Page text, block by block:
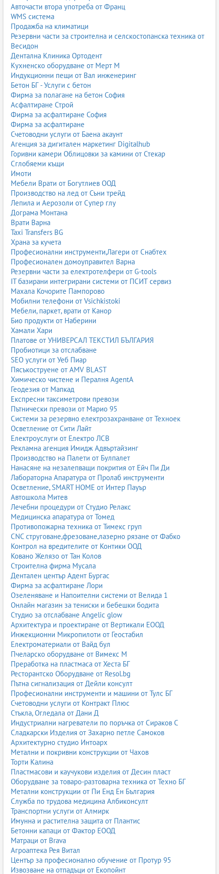
Авточасти втора употреба от Франц
WMS система
Продажба на климатици
Резервни части за строителна и селскостопанска техника от
Весидон
Дентална Клиника Ортодент
Кухненско оборудване от Мерт М
Индукционни пещи от Вал инженеринг
Бетон БГ - Услуги с бетон
Фирма за полагане на бетон София
Асфалтиране Строй
Фирма за асфалтиране София
Фирма за асфалтиране
Счетоводни услуги от Баена акаунт
Агенция за дигитален маркетинг Digitalhub
Горивни камери Облицовки за камини от Стекар
Сглобяеми къщи
Имоти
Мебели Врати от Богутлиев ООД
Производство на лед от Съни трейд
Лепила и Аерозоли от Супер глу
Дограма Монтана
Врати Варна
Taxi Transfers BG
Храна за кучета
Професионални инструменти,Лагери от Снабтех
Професионален домоуправител Варна
Резервни части за електротелфери от G-tools
IT базирани интегрирани системи от ПСИТ сервиз
Махала Кочорите Пампорово
Мобилни телефони от Vsichkistoki
Мебели, паркет, врати от Канор
Био продукти от Наберини
Хамали Хари
Платове от УНИВЕРСАЛ ТЕКСТИЛ БЪЛГАРИЯ
Пробиотици за отслабване
SEO услуги от Уеб Пиар
Пясъкоструене от AMV BLAST
Химическо чистене и Пералня AgentA
Геодезия от Мапкад
Експресни таксиметрови превози
Пътнически превози от Марио 95
Системи за резервно електрозахранване от Техноек
Осветление от Сити Лайт
Електроуслуги от Електро ЛСВ
Рекламна агенция Имидж Адвъртайзинг
Производство на Палети от Булпалет
Нанасяне на незалепващи покрития от Ейч Пи Ди
Лабораторна Апаратура от Пролаб инструменти
Осветление, SMART HOME от Интер Пауър
Автошкола Митев
Лечебни процедури от Студио Релакс
Медицинска апаратура от Томед
Противопожарна техника от Тимекс груп
CNC струговане,фрезоване,лазерно рязане от Фабко
Контрол на вредителите от Контики ООД
Ковано Желязо от Тан Колов
Строителна фирма Мусала
Дентален център Адент Бургас
Фирма за асфалтиране Лори
Озеленяване и Напоителни системи от Велида 1
Онлайн магазин за тениски и бебешки бодита
Студио за отслабване Angelic glow
Архитектура и проектиране от Вертикали ЕООД
Инжекционни Микропилоти от Геостабил
Електроматериали от Вайд бул
Пчеларско оборудване от Вимекс М
Преработка на пластмаса от Хеста БГ
Ресторантско Оборудване от Resol.bg
Пътна сигнализация от Дейли консулт
Професионални инструменти и машини от Тулс БГ
Счетоводни услуги от Контракт Плюс
Стъкла, Огледала от Дани Д
Индустриални нагреватели по поръчка от Сираков С
Сладкарски Изделия от Захарно петле Самоков
Архитектурно студио Интоарх
Метални и покривни конструкции от Чахов
Торти Калина
Пластмасови и каучукови изделия от Десин пласт
Оборудване за товаро-разтоварна техника от Техно БГ
Метални конструкции от Пи Енд Ен България
Служба по трудова медицина Албиконсулт
Транспортни услуги от Алмирк
Имунна и растителна защита от Плантис
Бетонни капаци от Фактор ЕООД
Матраци от Brava
Агроаптека Рея Витал
Център за професионално обучение от Протур 95
Извозване на отпадъци от Екопойнт